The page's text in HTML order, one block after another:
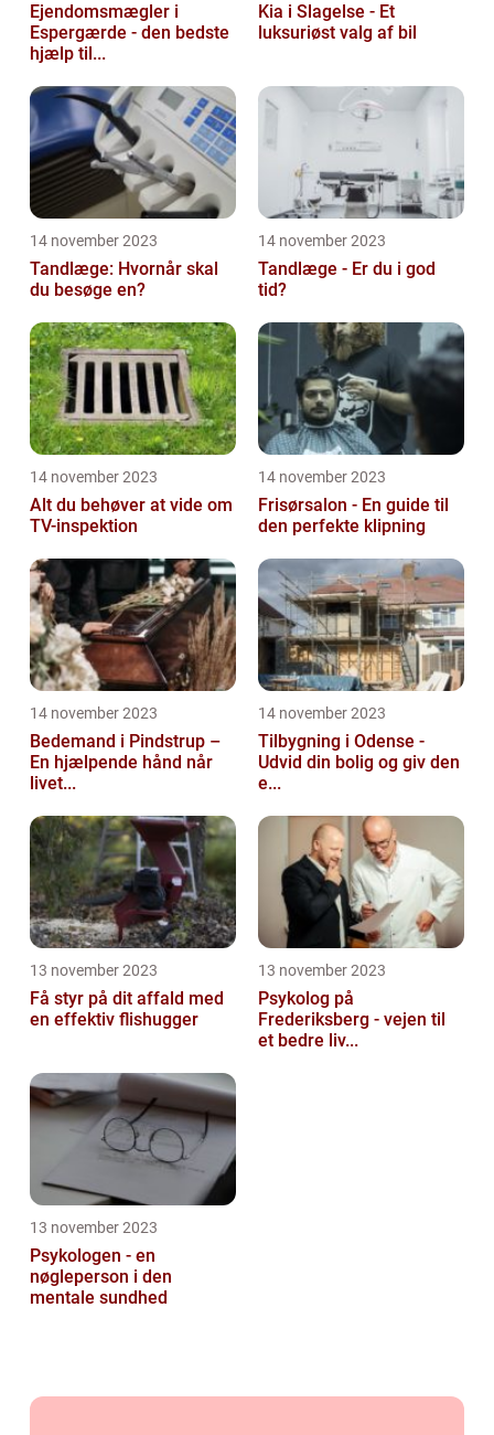
Ejendomsmægler i
Espergærde - den bedste
hjælp til...
Kia i Slagelse - Et
luksuriøst valg af bil
14 november 2023
Tandlæge: Hvornår skal
du besøge en?
14 november 2023
Tandlæge - Er du i god
tid?
14 november 2023
Alt du behøver at vide om
TV-inspektion
14 november 2023
Frisørsalon - En guide til
den perfekte klipning
14 november 2023
Bedemand i Pindstrup –
En hjælpende hånd når
livet...
14 november 2023
Tilbygning i Odense -
Udvid din bolig og giv den
e...
13 november 2023
Få styr på dit affald med
en effektiv flishugger
13 november 2023
Psykolog på
Frederiksberg - vejen til
et bedre liv...
13 november 2023
Psykologen - en
nøgleperson i den
mentale sundhed